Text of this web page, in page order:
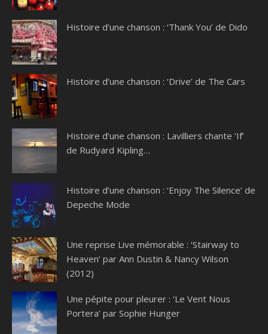
Histoire d’une chanson : ‘Thank You’ de Dido
Histoire d’une chanson : ‘Drive’ de The Cars
Histoire d’une chanson : Lavilliers chante ‘If’
de Rudyard Kipling…
Histoire d’une chanson : ‘Enjoy The Silence’ de
Depeche Mode
Une reprise Live mémorable : ‘Stairway to
Heaven’ par Ann Dustin & Nancy Wilson
(2012)
Une pépite pour pleurer : ‘Le Vent Nous
Portera’ par Sophie Hunger